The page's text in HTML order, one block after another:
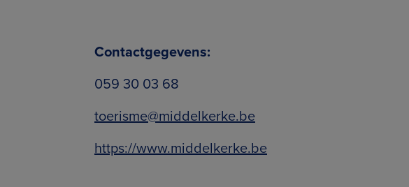
Contactgegevens:
059 30 03 68
toerisme@middelkerke.be
https://www.middelkerke.be